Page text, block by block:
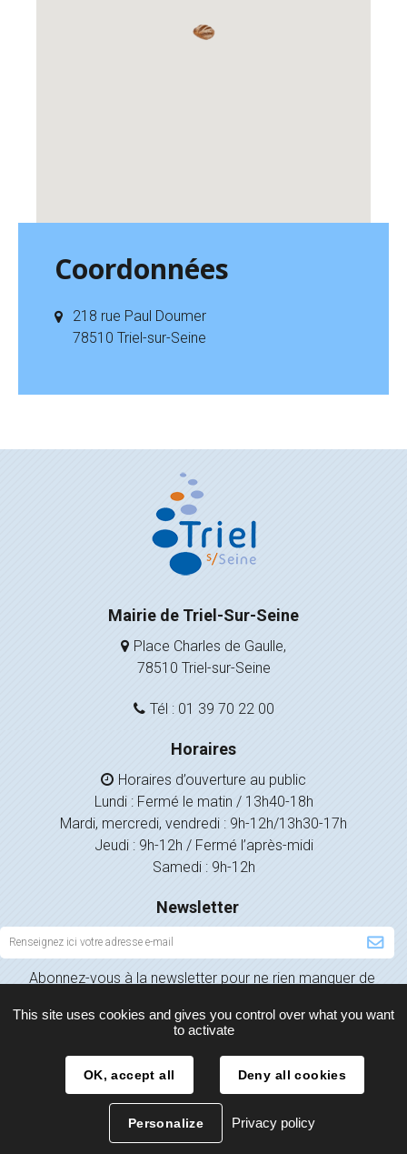
Coordonnées
218 rue Paul Doumer
78510 Triel-sur-Seine
Mairie de Triel-Sur-Seine
Place Charles de Gaulle,
78510 Triel-sur-Seine
Tél : 01 39 70 22 00
Horaires
Horaires d’ouverture au public
Lundi : Fermé le matin / 13h40-18h
Mardi, mercredi, vendredi : 9h-12h/13h30-17h
Jeudi : 9h-12h / Fermé l’après-midi
Samedi : 9h-12h
Newsletter
Inscription
à
la
Abonnez-vous à la newsletter pour ne rien manquer de
Mentions légales
Politique de confidentialité
This site uses cookies and gives you control over what you want
to activate
OK, accept all Deny all cookies
Personalize Privacy policy